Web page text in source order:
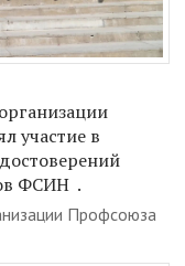
участие в
ФСИН .
Профсоюза